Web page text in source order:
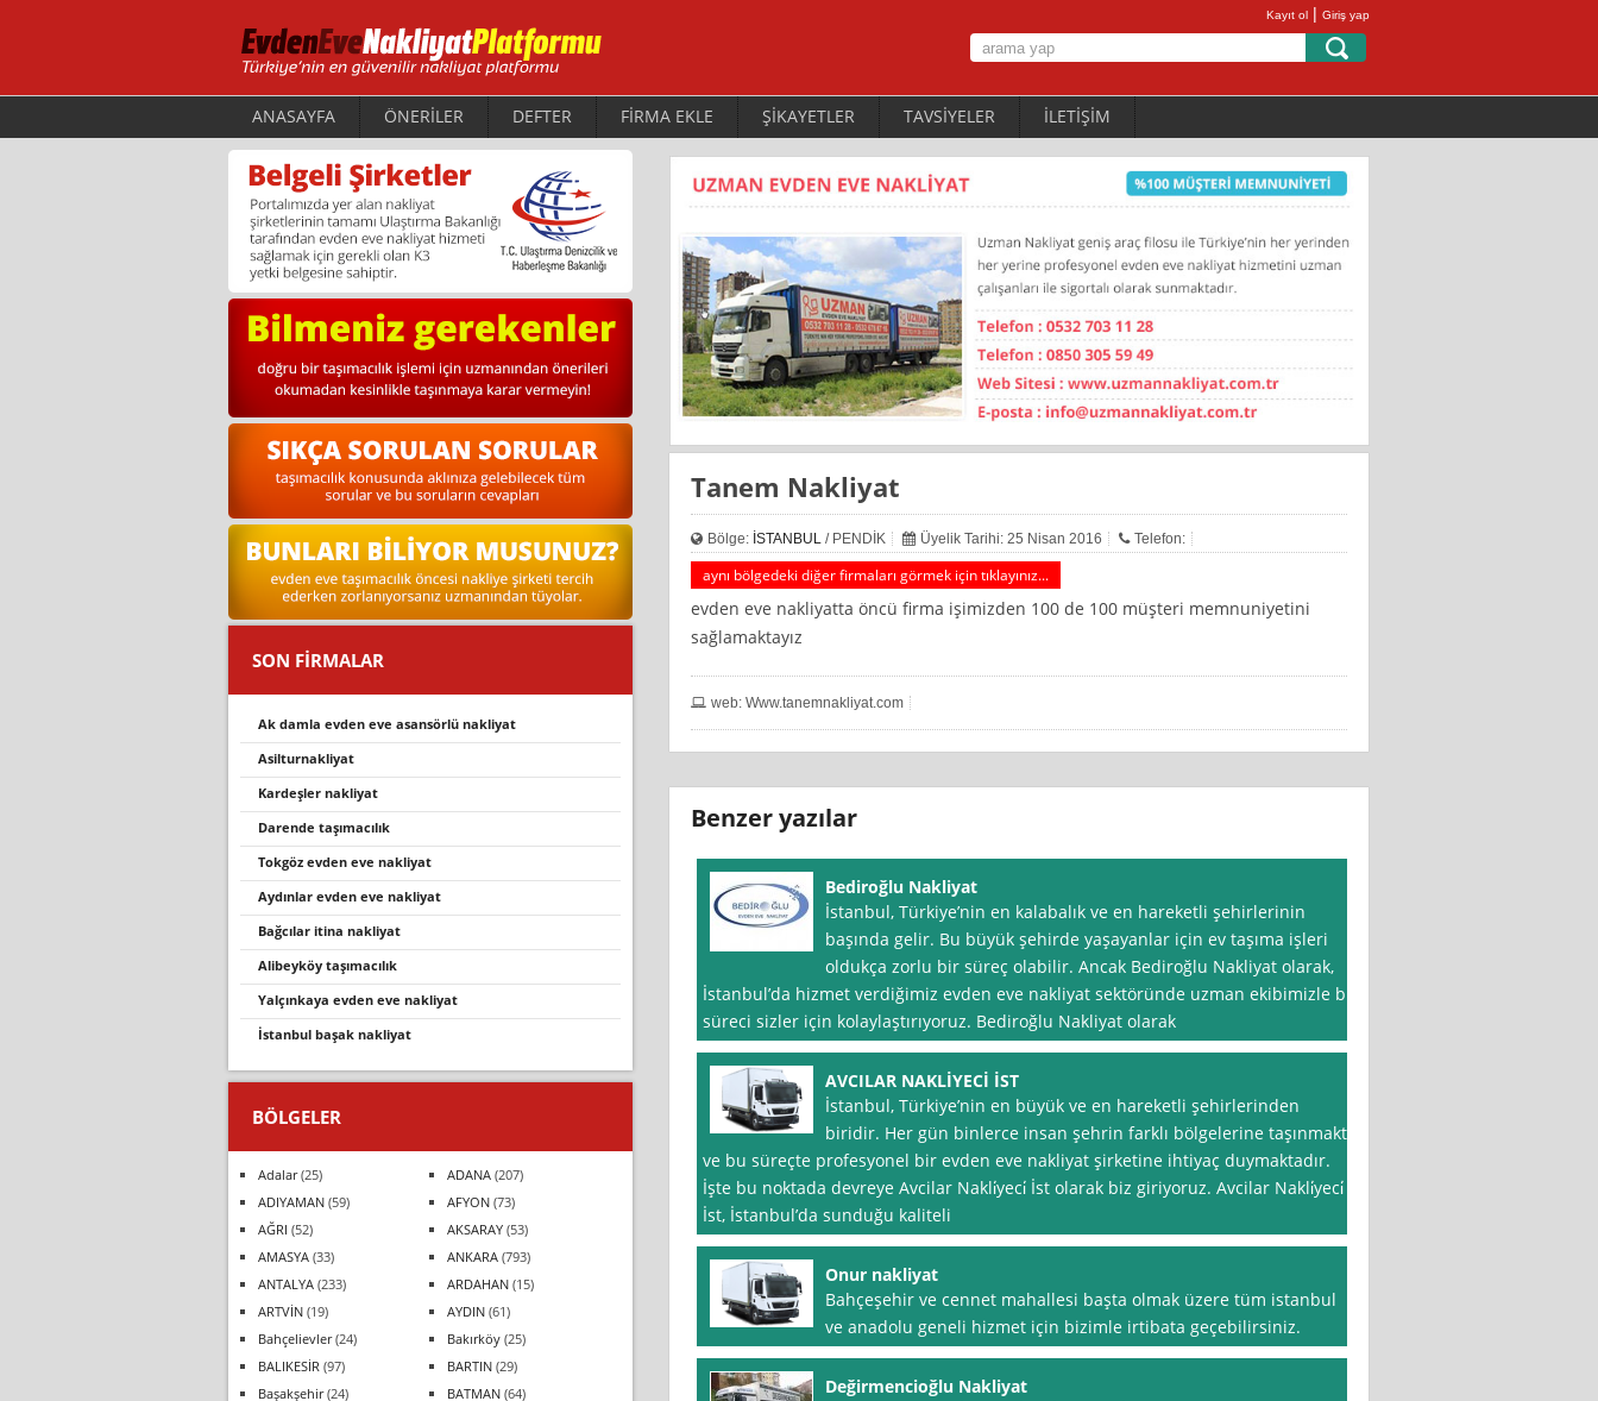
Kayıt ol | Giriş yap
ANASAYFA ÖNERİLER DEFTER FİRMA EKLE ŞİKAYETLER TAVSİYELER İLETİŞİM
Tanem Nakliyat
Bölge: İSTANBUL/ PENDİK Üyelik Tarihi: 25 Nisan 2016 Telefon:
aynı bölgedeki diğer firmaları görmek için tıklayınız...
evden eve nakliyatta öncü firma işimizden 100 de 100 müşteri memnuniyetini
sağlamaktayız
web: Www.tanemnakliyat.com
Benzer yazılar
Bediroğlu Nakliyat
İstanbul, Türkiye’nin en kalabalık ve en hareketli şehirlerinin
başında gelir. Bu büyük şehirde yaşayanlar için ev taşıma işleri
oldukça zorlu bir süreç olabilir. Ancak Bediroğlu Nakliyat olarak,
İstanbul’da hizmet verdiğimiz evden eve nakliyat sektöründe uzman ekibimizle bu
süreci sizler için kolaylaştırıyoruz. Bediroğlu Nakliyat olarak
AVCILAR NAKLİYECİ İST
İstanbul, Türkiye’nin en büyük ve en hareketli şehirlerinden
biridir. Her gün binlerce insan şehrin farklı bölgelerine taşınmakta
ve bu süreçte profesyonel bir evden eve nakliyat şirketine ihtiyaç duymaktadır.
İşte bu noktada devreye Avcilar Nakli̇yeci̇ İst olarak biz giriyoruz. Avcilar Nakli̇yeci̇
İst, İstanbul’da sunduğu kaliteli
Onur nakliyat
Bahçeşehir ve cennet mahallesi başta olmak üzere tüm istanbul
ve anadolu geneli hizmet için bizimle irtibata geçebilirsiniz.
Değirmencioğlu Nakliyat
SON FİRMALAR
ak damla evden eve asansörlü nakli̇yat
asilturnakliyat
kardeşler nakliyat
darende taşimacilik
tokgöz evden eve nakliyat
aydınlar evden eve nakliyat
bağcılar itina nakliyat
ali̇beyköy taşimacilik
yalçınkaya evden eve nakliyat
i̇stanbul başak nakliyat
BÖLGELER
Adalar(25) ADANA (207)
ADIYAMAN (59) AFYON (73)
AĞRI (52) AKSARAY (53)
AMASYA (33) ANKARA (793)
ANTALYA (233) ARDAHAN (15)
ARTVİN (19) AYDIN (61)
Bahçelievler(24) Bakırköy (25)
BALIKESİR (97) BARTIN (29)
Başakşehir(24) BATMAN (64)